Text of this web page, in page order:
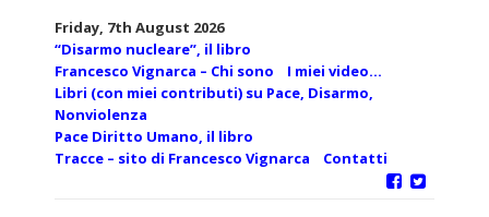
Friday, 7th August 2026
“Disarmo nucleare”, il libro
Francesco Vignarca – Chi sono
I miei video…
Libri (con miei contributi) su Pace, Disarmo,
Nonviolenza
Pace Diritto Umano, il libro
Tracce – sito di Francesco Vignarca
Contatti